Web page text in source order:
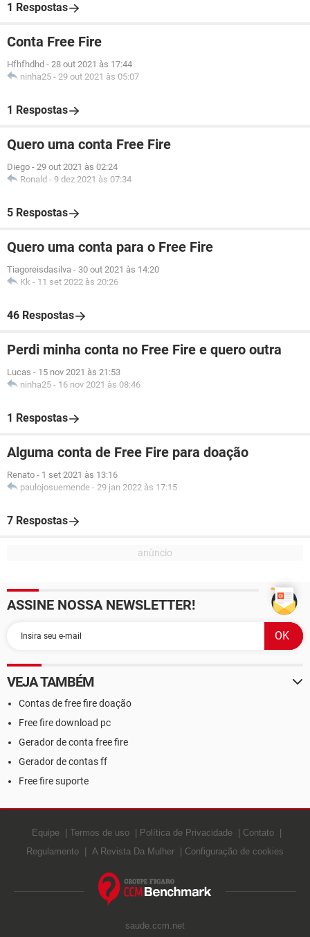
1 Respostas
Conta Free Fire
Hfhfhdhd - 28 out 2021 às 17:44
ninha25 - 29 out 2021 às 05:07
1 Respostas
Quero uma conta Free Fire
Diego - 29 out 2021 às 02:24
Ronald - 9 dez 2021 às 07:34
5 Respostas
Quero uma conta para o Free Fire
Tiagoreisdasilva - 30 out 2021 às 14:20
Kk - 11 set 2022 às 20:26
46 Respostas
Perdi minha conta no Free Fire e quero outra
Lucas - 15 nov 2021 às 21:53
ninha25 - 16 nov 2021 às 08:46
1 Respostas
Alguma conta de Free Fire para doação
Renato - 1 set 2021 às 13:16
paulojosuemende - 29 jan 2022 às 17:15
7 Respostas
ASSINE NOSSA NEWSLETTER!
VEJA TAMBÉM
Contas de free fire doação
Free fire download pc
Gerador de conta free fire
Gerador de contas ff
Free fire suporte
Equipe Termos de uso Política de Privacidade
Contato
Regulamento
A Revista Da Mulher Configuração de cookies
saude.ccm.net